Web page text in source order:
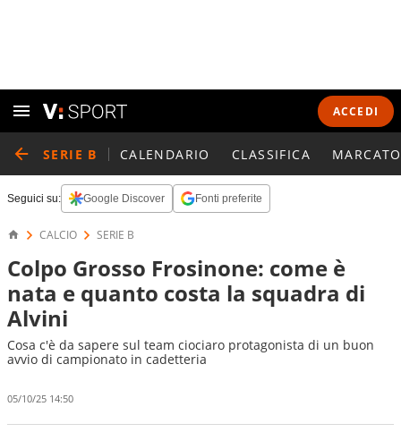
ACCEDI
SERIE B CALENDARIO CLASSIFICA
Seguici su: Google Discover Fonti preferite
CALCIO SERIE B
Colpo Grosso Frosinone: come è
nata e quanto costa la squadra di
Alvini
Cosa c'è da sapere sul team ciociaro protagonista di un buon
avvio di campionato in cadetteria
05/10/25 14:50